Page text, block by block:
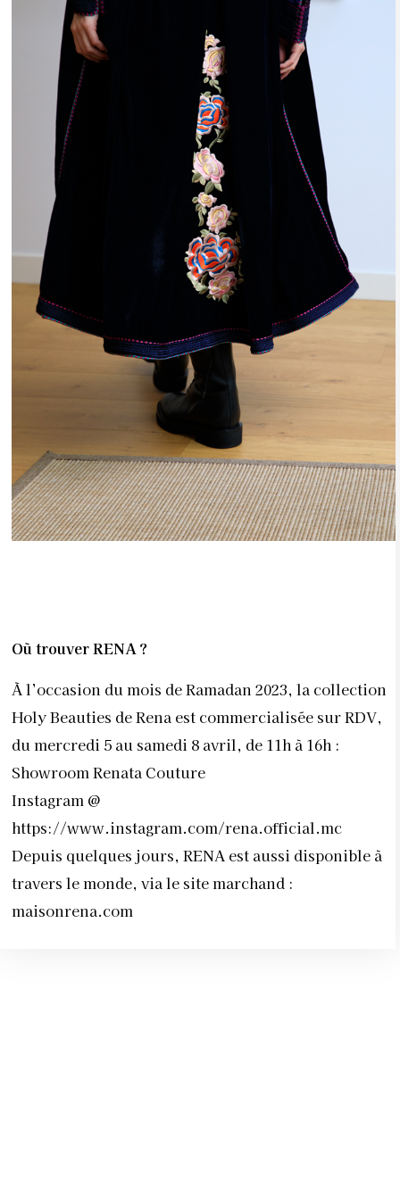
Où trouver RENA ?
À l’occasion du mois de Ramadan 2023, la collection
Holy Beauties de Rena est commercialisée sur RDV,
du mercredi 5 au samedi 8 avril, de 11h à 16h :
Showroom Renata Couture
Instagram @
https://www.instagram.com/rena.official.mc
Depuis quelques jours, RENA est aussi disponible à
travers le monde, via le site marchand :
maisonrena.com